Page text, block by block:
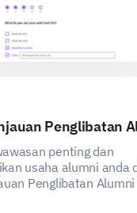
6 7
perkhidmatan
Penglibatan
penting dan
usaha alumni anda
Penglibatan Alumni